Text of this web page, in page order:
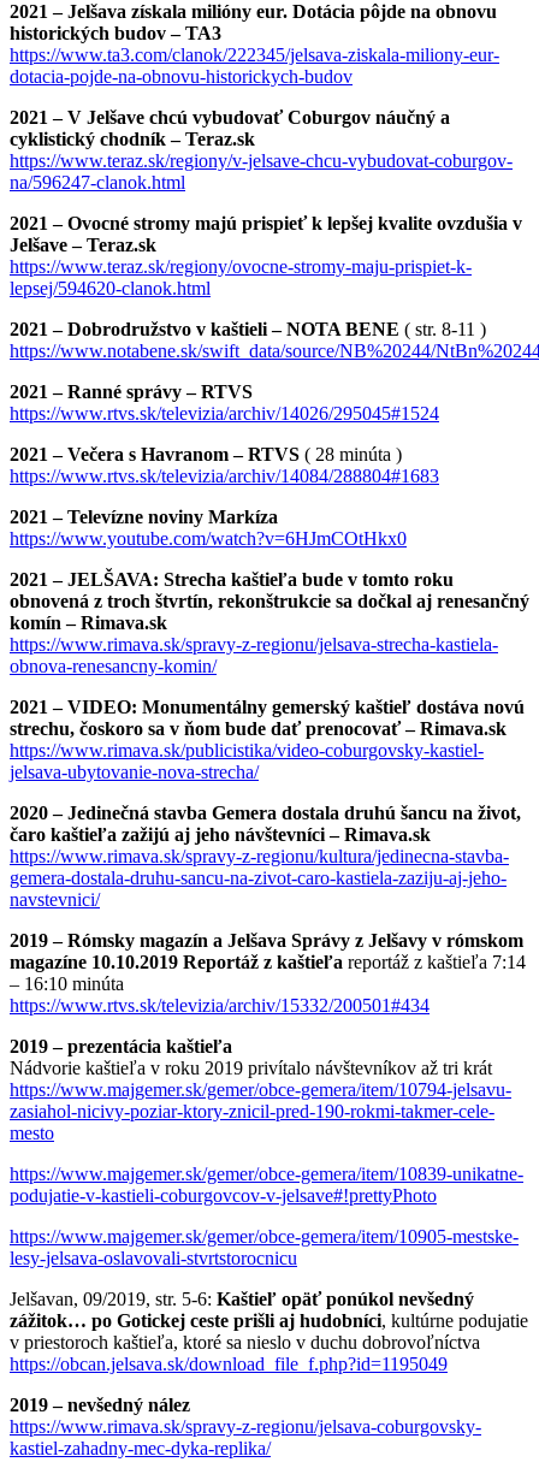
2021 – Jelšava získala milióny eur. Dotácia pôjde na obnovu
historických budov – TA3
https://www.ta3.com/clanok/222345/jelsava-ziskala-miliony-eur-
dotacia-pojde-na-obnovu-historickych-budov
2021 – V Jelšave chcú vybudovať Coburgov náučný a
cyklistický chodník – Teraz.sk
https://www.teraz.sk/regiony/v-jelsave-chcu-vybudovat-coburgov-
na/596247-clanok.html
2021 – Ovocné stromy majú prispieť k lepšej kvalite ovzdušia v
Jelšave – Teraz.sk
https://www.teraz.sk/regiony/ovocne-stromy-maju-prispiet-k-
lepsej/594620-clanok.html
2021 – Dobrodružstvo v kaštieli – NOTA BENE ( str. 8-11 )
https://www.notabene.sk/swift_data/source/NB%20244/
2021 – Ranné správy – RTVS
https://www.rtvs.sk/televizia/archiv/14026/295045#1524
2021 – Večera s Havranom – RTVS ( 28 minúta )
https://www.rtvs.sk/televizia/archiv/14084/288804#1683
2021 – Televízne noviny Markíza
https://www.youtube.com/watch?v=6HJmCOtHkx0
2021 – JELŠAVA: Strecha kaštieľa bude v tomto roku
obnovená z troch štvrtín, rekonštrukcie sa dočkal aj renesančný
komín – Rimava.sk
https://www.rimava.sk/spravy-z-regionu/jelsava-strecha-kastiela-
obnova-renesancny-komin/
2021 – VIDEO: Monumentálny gemerský kaštieľ dostáva novú
strechu, čoskoro sa v ňom bude dať prenocovať – Rimava.sk
https://www.rimava.sk/publicistika/video-coburgovsky-kastiel-
jelsava-ubytovanie-nova-strecha/
2020 – Jedinečná stavba Gemera dostala druhú šancu na život,
čaro kaštieľa zažijú aj jeho návštevníci – Rimava.sk
https://www.rimava.sk/spravy-z-regionu/kultura/jedinecna-stavba-
gemera-dostala-druhu-sancu-na-zivot-caro-kastiela-zaziju-aj-jeho-
navstevnici/
2019 – Rómsky magazín a Jelšava Správy z Jelšavy v rómskom
magazíne 10.10.2019 Reportáž z kaštieľa reportáž z kaštieľa 7:14
– 16:10 minúta
https://www.rtvs.sk/televizia/archiv/15332/200501#434
2019 – prezentácia kaštieľa
Nádvorie kaštieľa v roku 2019 privítalo návštevníkov až tri krát
https://www.majgemer.sk/gemer/obce-gemera/item/10794-jelsavu-
zasiahol-nicivy-poziar-ktory-znicil-pred-190-rokmi-takmer-cele-
mesto
https://www.majgemer.sk/gemer/obce-gemera/item/10839-unikatne-
podujatie-v-kastieli-coburgovcov-v-jelsave#!prettyPhoto
https://www.majgemer.sk/gemer/obce-gemera/item/10905-mestske-
lesy-jelsava-oslavovali-stvrtstorocnicu
Jelšavan, 09/2019, str. 5-6: Kaštieľ opäť ponúkol nevšedný
zážitok… po Gotickej ceste prišli aj hudobníci, kultúrne podujatie
v priestoroch kaštieľa, ktoré sa nieslo v duchu dobrovoľníctva
https://obcan.jelsava.sk/download_file_f.php?id=1195049
2019 – nevšedný nález
https://www.rimava.sk/spravy-z-regionu/jelsava-coburgovsky-
kastiel-zahadny-mec-dyka-replika/